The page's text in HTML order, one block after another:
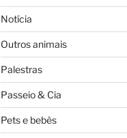
Notícia
Outros animais
Palestras
Passeio & Cia
Pets e bebês